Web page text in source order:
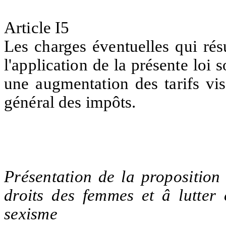
Article I5
Les charges éventuelles qui
l'application de la présente loi
une augmentation des tarifs
général des impôts.
Présentation de la
droits des femmes et â lutter
sexisme